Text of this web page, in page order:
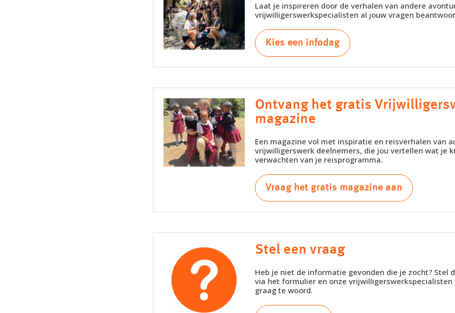
Laat je inspireren door de verhalen van andere
vrijwilligerswerkspecialisten al jouw vragen
Kies een infodag
Ontvang het gratis
magazine
Een magazine vol met inspiratie en reisverhalen van
vrijwilligerswerk deelnemers, die jou vertellen wat je
verwachten van je reisprogramma.
Vraag het gratis magazine aan
Stel een vraag
Heb je niet de informatie gevonden die je zocht? Stel
via het formulier en onze vrijwilligerswerkspecialisten
graag te woord.